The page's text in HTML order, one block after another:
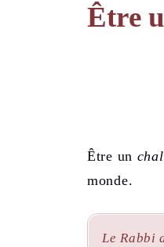
Être
Être un
monde.
Le Rabbi